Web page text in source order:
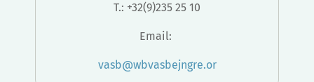
T.: +32(9)235 25 10
Email:
vasb@wbvasbejngre.or